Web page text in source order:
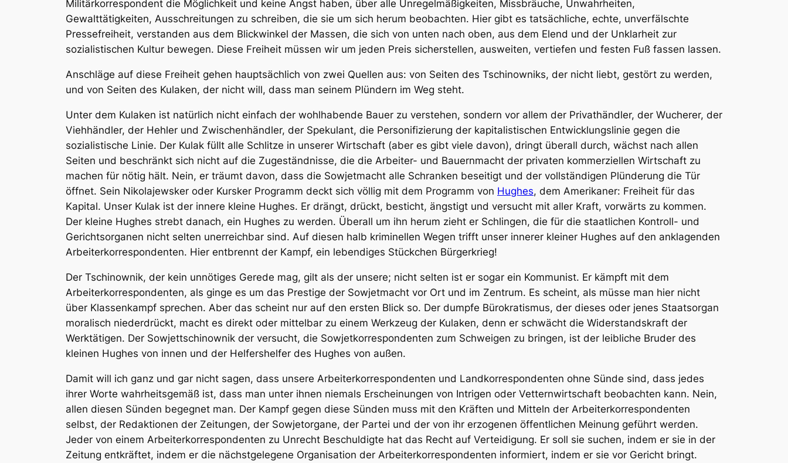
Militärkorrespondent die Möglichkeit und keine Angst haben, über alle Unregelmäßigkeiten, Missbräuche, Unwahrheiten,
Gewalttätigkeiten, Ausschreitungen zu schreiben, die sie um sich herum beobachten. Hier gibt es tatsächliche, echte, unverfälschte
Pressefreiheit, verstanden aus dem Blickwinkel der Massen, die sich von unten nach oben, aus dem Elend und der Unklarheit zur
sozialistischen Kultur bewegen. Diese Freiheit müssen wir um jeden Preis sicherstellen, ausweiten, vertiefen und festen Fuß fassen lassen.
Anschläge auf diese Freiheit gehen hauptsächlich von zwei Quellen aus: von Seiten des Tschinowniks, der nicht liebt, gestört zu werden,
und von Seiten des Kulaken, der nicht will, dass man seinem Plündern im Weg steht.
Unter dem Kulaken ist natürlich nicht einfach der wohlhabende Bauer zu verstehen, sondern vor allem der Privathändler, der Wucherer, der
Viehhändler, der Hehler und Zwischenhändler, der Spekulant, die Personifizierung der kapitalistischen Entwicklungslinie gegen die
sozialistische Linie. Der Kulak füllt alle Schlitze in unserer Wirtschaft (aber es gibt viele davon), dringt überall durch, wächst nach allen
Seiten und beschränkt sich nicht auf die Zugeständnisse, die die Arbeiter- und Bauernmacht der privaten kommerziellen Wirtschaft zu
machen für nötig hält. Nein, er träumt davon, dass die Sowjetmacht alle Schranken beseitigt und der vollständigen Plünderung die Tür
öffnet. Sein Nikolajewsker oder Kursker Programm deckt sich völlig mit dem Programm von Hughes, dem Amerikaner: Freiheit für das
Kapital. Unser Kulak ist der innere kleine Hughes. Er drängt, drückt, besticht, ängstigt und versucht mit aller Kraft, vorwärts zu kommen.
Der kleine Hughes strebt danach, ein Hughes zu werden. Überall um ihn herum zieht er Schlingen, die für die staatlichen Kontroll- und
Gerichtsorganen nicht selten unerreichbar sind. Auf diesen halb kriminellen Wegen trifft unser innerer kleiner Hughes auf den anklagenden
Arbeiterkorrespondenten. Hier entbrennt der Kampf, ein lebendiges Stückchen Bürgerkrieg!
Der Tschinownik, der kein unnötiges Gerede mag, gilt als der unsere; nicht selten ist er sogar ein Kommunist. Er kämpft mit dem
Arbeiterkorrespondenten, als ginge es um das Prestige der Sowjetmacht vor Ort und im Zentrum. Es scheint, als müsse man hier nicht
über Klassenkampf sprechen. Aber das scheint nur auf den ersten Blick so. Der dumpfe Bürokratismus, der dieses oder jenes Staatsorgan
moralisch niederdrückt, macht es direkt oder mittelbar zu einem Werkzeug der Kulaken, denn er schwächt die Widerstandskraft der
Werktätigen. Der Sowjettschinownik der versucht, die Sowjetkorrespondenten zum Schweigen zu bringen, ist der leibliche Bruder des
kleinen Hughes von innen und der Helfershelfer des Hughes von außen.
Damit will ich ganz und gar nicht sagen, dass unsere Arbeiterkorrespondenten und Landkorrespondenten ohne Sünde sind, dass jedes
ihrer Worte wahrheitsgemäß ist, dass man unter ihnen niemals Erscheinungen von Intrigen oder Vetternwirtschaft beobachten kann. Nein,
allen diesen Sünden begegnet man. Der Kampf gegen diese Sünden muss mit den Kräften und Mitteln der Arbeiterkorrespondenten
selbst, der Redaktionen der Zeitungen, der Sowjetorgane, der Partei und der von ihr erzogenen öffentlichen Meinung geführt werden.
Jeder von einem Arbeiterkorrespondenten zu Unrecht Beschuldigte hat das Recht auf Verteidigung. Er soll sie suchen, indem er sie in der
Zeitung entkräftet, indem er die nächstgelegene Organisation der Arbeiterkorrespondenten informiert, indem er sie vor Gericht bringt.